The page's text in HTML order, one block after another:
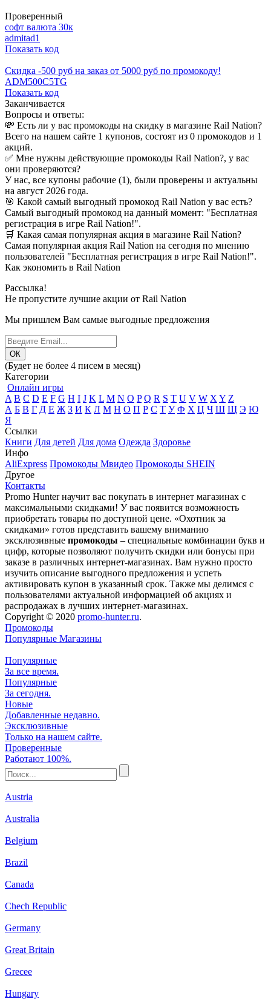
Проверенный
софт валюта 30к
admitad1
Показать код
Скидка -500 руб на заказ от 5000 руб по промокоду!
ADM500C5TG
Показать код
Заканчивается
Вопросы и ответы:
💸 Есть ли у вас промокоды на скидку в магазине Rail Nation?
Всего на нашем сайте 1 купонов, состоят из 0 промокодов и 1
акций.
✅ Мне нужны действующие промокоды Rail Nation?, у вас
они проверяются?
У нас, все купоны рабочие (1), были проверены и актуальны
на август 2026 года.
🎯 Какой самый выгодный промокод Rail Nation у вас есть?
Самый выгодный промокод на данный момент: "Бесплатная
регистрация в игре Rail Nation!".
🛒 Какая самая популярная акция в магазине Rail Nation?
Самая популярная акция Rail Nation на сегодня по мнению
пользователей "Бесплатная регистрация в игре Rail Nation!".
Как экономить в Rail Nation
Рассылка!
Не пропустите лучшие акции от Rail Nation
Мы пришлем Вам самые выгодные предложения
(Будет не более 4 писем в месяц)
Категории
Онлайн игры
A B C D E F G H I J K L M N O P Q R S T U V W X Y Z
А Б В Г Д Е Ж З И К Л М Н О П Р С Т У Ф Х Ц Ч Ш Щ Э Ю
Я
Ссылки
Книги Для детей Для дома Одежда Здоровье
Инфо
AliExpress Промокоды Мвидео Промокоды SHEIN
Другое
Контакты
Promo Hunter научит вас покупать в интернет магазинах с
максимальными скидками! У вас появится возможность
приобретать товары по доступной цене. «Охотник за
скидками» готов представить вашему вниманию
эксклюзивные промокоды – специальные комбинации букв и
цифр, которые позволяют получить скидки или бонусы при
заказе в различных интернет-магазинах. Вам нужно просто
изучить описание выгодного предложения и успеть
активировать купон в указанный срок. Также мы делимся с
пользователями актуальной информацией об акциях и
распродажах в лучших интернет-магазинах.
Copyright © 2020 promo-hunter.ru.
Промокоды
Популярные Магазины
Популярные
За все время.
Популярные
За сегодня.
Новые
Добавленные недавно.
Эксклюзивные
Только на нашем сайте.
Проверенные
Работают 100%.
Austria
Australia
Belgium
Brazil
Canada
Chech Republic
Germany
Great Britain
Grecee
Hungary